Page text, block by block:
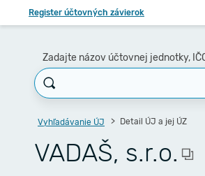
Register účtovných závierok
Zadajte názov účtovnej jednotky,
Vyhľadávanie ÚJ Detail ÚJ a jej ÚZ
VADAŠ, s.r.o.